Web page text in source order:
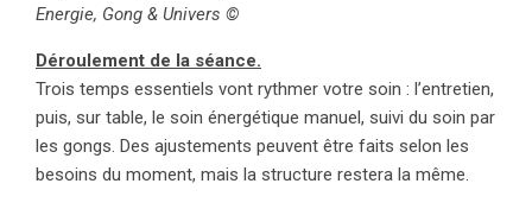
Energie, Gong & Univers ©
Déroulement de la séance.
Trois temps essentiels vont rythmer votre soin : l’entretien,
puis, sur table, le soin énergétique manuel, suivi du soin par
les gongs. Des ajustements peuvent être faits selon les
besoins du moment, mais la structure restera la même.